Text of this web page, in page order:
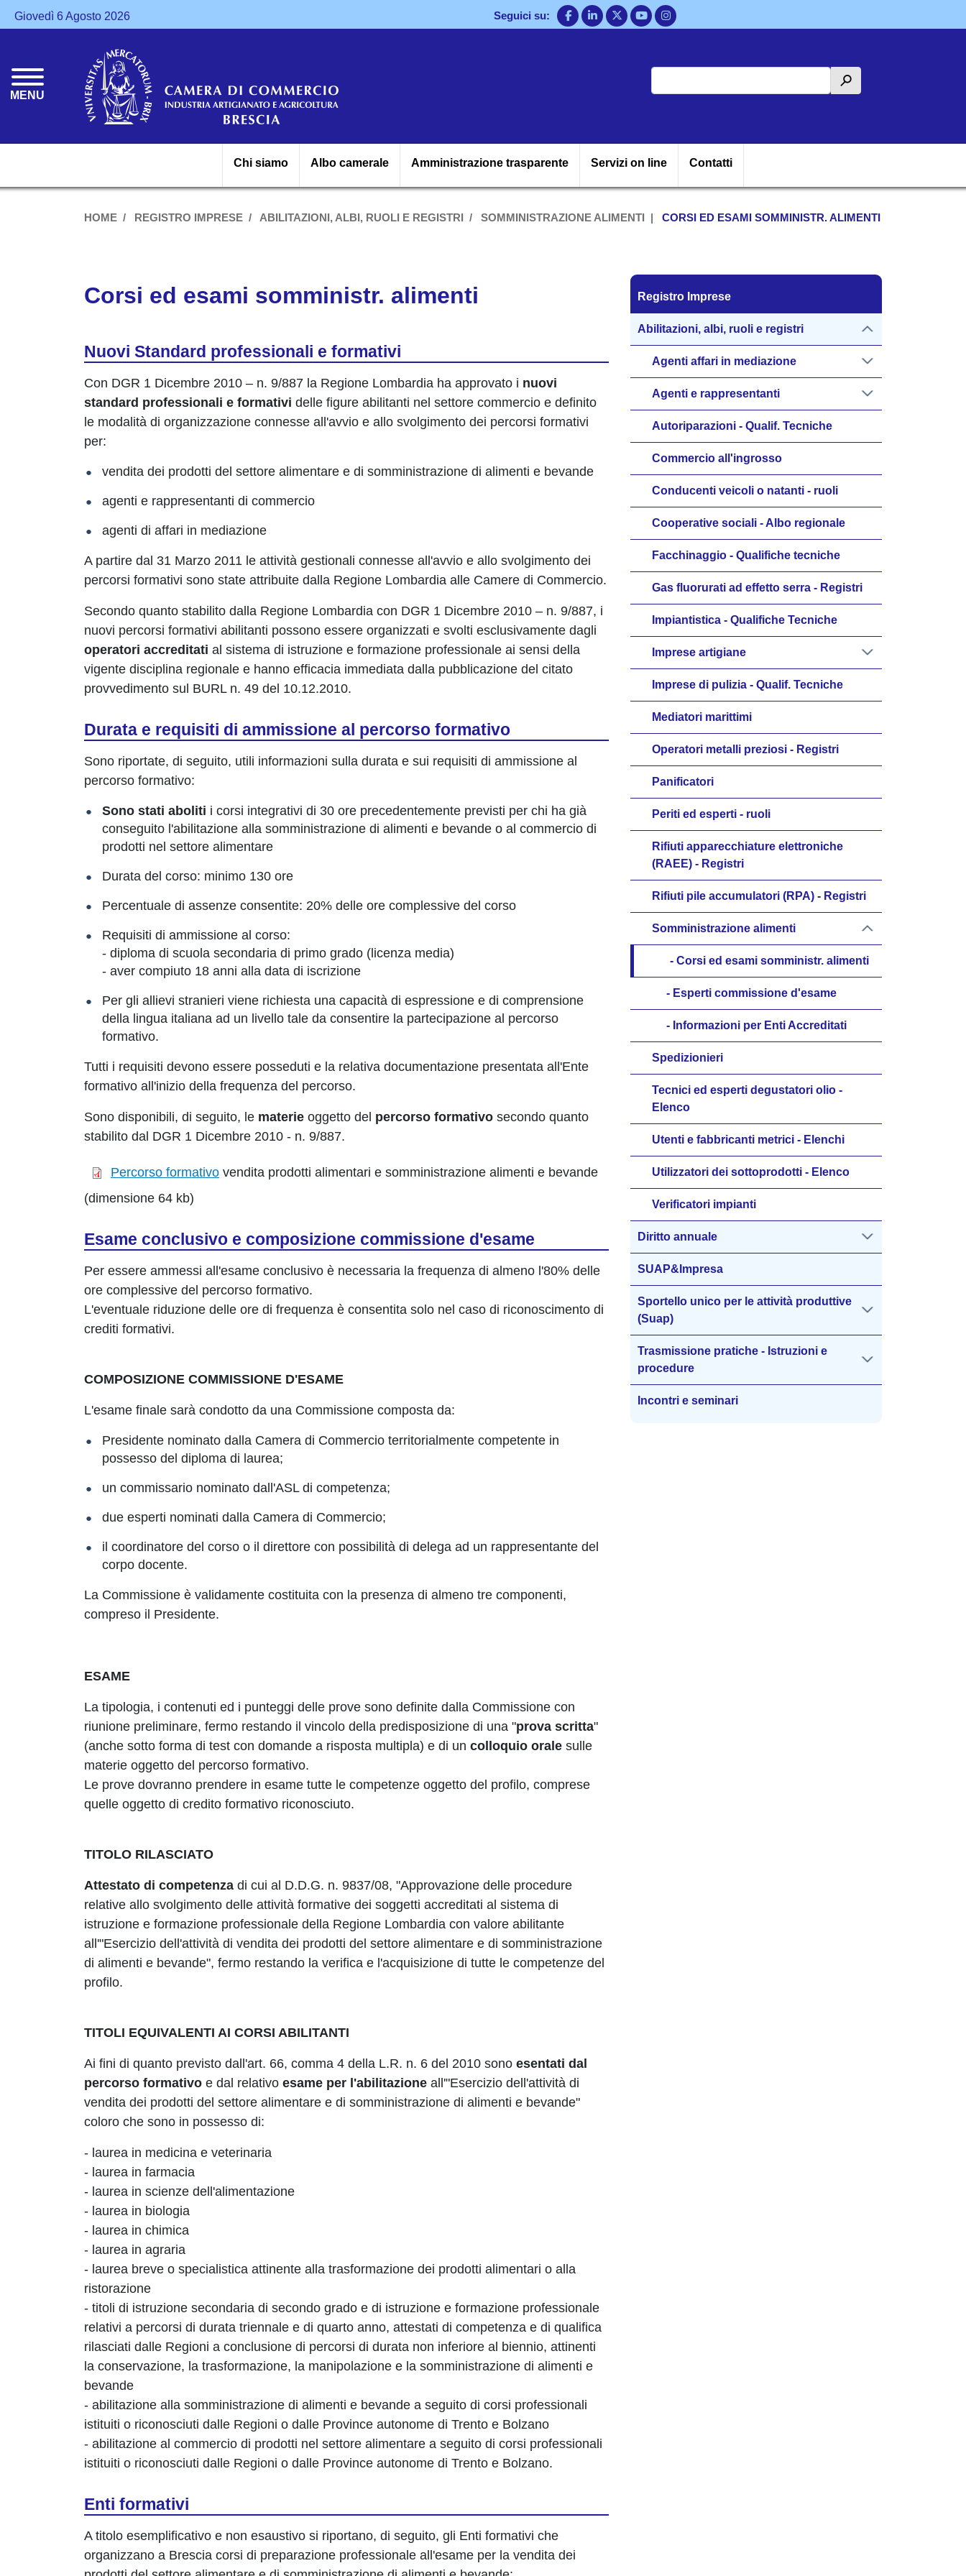
Salta
al
Giovedì 6 Agosto 2026 Seguici su:
MENU
h
Navigazione principale
Chi siamo Albo camerale Amministrazione trasparente Servizi on line Contatti
HOME REGISTRO IMPRESE ABILITAZIONI, ALBI, RUOLI E REGISTRI SOMMINISTRAZIONE ALIMENTI CORSI ED ESAMI SOMMINISTR. ALIMENTI
Corsi ed esami somministr. alimenti
Nuovi Standard professionali e formativi
Con DGR 1 Dicembre 2010 – n. 9/887 la Regione Lombardia ha approvato i nuovi
standard professionali e formativi delle figure abilitanti nel settore commercio e definito
le modalità di organizzazione connesse all'avvio e allo svolgimento dei percorsi formativi
per:
vendita dei prodotti del settore alimentare e di somministrazione di alimenti e bevande
agenti e rappresentanti di commercio
agenti di affari in mediazione
A partire dal 31 Marzo 2011 le attività gestionali connesse all'avvio e allo svolgimento dei
percorsi formativi sono state attribuite dalla Regione Lombardia alle Camere di Commercio.
Secondo quanto stabilito dalla Regione Lombardia con DGR 1 Dicembre 2010 – n. 9/887, i
nuovi percorsi formativi abilitanti possono essere organizzati e svolti esclusivamente dagli
operatori accreditati al sistema di istruzione e formazione professionale ai sensi della
vigente disciplina regionale e hanno efficacia immediata dalla pubblicazione del citato
provvedimento sul BURL n. 49 del 10.12.2010.
Durata e requisiti di ammissione al percorso formativo
Sono riportate, di seguito, utili informazioni sulla durata e sui requisiti di ammissione al
percorso formativo:
Sono stati aboliti i corsi integrativi di 30 ore precedentemente previsti per chi ha già
conseguito l'abilitazione alla somministrazione di alimenti e bevande o al commercio di
prodotti nel settore alimentare
Durata del corso: minimo 130 ore
Percentuale di assenze consentite: 20% delle ore complessive del corso
Requisiti di ammissione al corso:
- diploma di scuola secondaria di primo grado (licenza media)
- aver compiuto 18 anni alla data di iscrizione
Per gli allievi stranieri viene richiesta una capacità di espressione e di comprensione
della lingua italiana ad un livello tale da consentire la partecipazione al percorso
formativo.
Tutti i requisiti devono essere posseduti e la relativa documentazione presentata all'Ente
formativo all'inizio della frequenza del percorso.
Sono disponibili, di seguito, le materie oggetto del percorso formativo secondo quanto
stabilito dal DGR 1 Dicembre 2010 - n. 9/887.
Percorso formativo vendita prodotti alimentari e somministrazione alimenti e bevande
(dimensione 64 kb)
Esame conclusivo e composizione commissione d'esame
Per essere ammessi all'esame conclusivo è necessaria la frequenza di almeno l'80% delle
ore complessive del percorso formativo.
L'eventuale riduzione delle ore di frequenza è consentita solo nel caso di riconoscimento di
crediti formativi.
COMPOSIZIONE COMMISSIONE D'ESAME
L'esame finale sarà condotto da una Commissione composta da:
Presidente nominato dalla Camera di Commercio territorialmente competente in
possesso del diploma di laurea;
un commissario nominato dall'ASL di competenza;
due esperti nominati dalla Camera di Commercio;
il coordinatore del corso o il direttore con possibilità di delega ad un rappresentante del
corpo docente.
La Commissione è validamente costituita con la presenza di almeno tre componenti,
compreso il Presidente.
ESAME
La tipologia, i contenuti ed i punteggi delle prove sono definite dalla Commissione con
riunione preliminare, fermo restando il vincolo della predisposizione di una "prova scritta"
(anche sotto forma di test con domande a risposta multipla) e di un colloquio orale sulle
materie oggetto del percorso formativo.
Le prove dovranno prendere in esame tutte le competenze oggetto del profilo, comprese
quelle oggetto di credito formativo riconosciuto.
TITOLO RILASCIATO
Attestato di competenza di cui al D.D.G. n. 9837/08, "Approvazione delle procedure
relative allo svolgimento delle attività formative dei soggetti accreditati al sistema di
istruzione e formazione professionale della Regione Lombardia con valore abilitante
all'"Esercizio dell'attività di vendita dei prodotti del settore alimentare e di somministrazione
di alimenti e bevande", fermo restando la verifica e l'acquisizione di tutte le competenze del
profilo.
TITOLI EQUIVALENTI AI CORSI ABILITANTI
Ai fini di quanto previsto dall'art. 66, comma 4 della L.R. n. 6 del 2010 sono esentati dal
percorso formativo e dal relativo esame per l'abilitazione all'"Esercizio dell'attività di
vendita dei prodotti del settore alimentare e di somministrazione di alimenti e bevande"
coloro che sono in possesso di:
- laurea in medicina e veterinaria
- laurea in farmacia
- laurea in scienze dell'alimentazione
- laurea in biologia
- laurea in chimica
- laurea in agraria
- laurea breve o specialistica attinente alla trasformazione dei prodotti alimentari o alla
ristorazione
- titoli di istruzione secondaria di secondo grado e di istruzione e formazione professionale
relativi a percorsi di durata triennale e di quarto anno, attestati di competenza e di qualifica
rilasciati dalle Regioni a conclusione di percorsi di durata non inferiore al biennio, attinenti
la conservazione, la trasformazione, la manipolazione e la somministrazione di alimenti e
bevande
- abilitazione alla somministrazione di alimenti e bevande a seguito di corsi professionali
istituiti o riconosciuti dalle Regioni o dalle Province autonome di Trento e Bolzano
- abilitazione al commercio di prodotti nel settore alimentare a seguito di corsi professionali
istituiti o riconosciuti dalle Regioni o dalle Province autonome di Trento e Bolzano.
Enti formativi
A titolo esemplificativo e non esaustivo si riportano, di seguito, gli Enti formativi che
organizzano a Brescia corsi di preparazione professionale all'esame per la vendita dei
Registro Imprese
Registro Imprese
Abilitazioni, albi, ruoli e registri
Agenti affari in mediazione
Agenti e rappresentanti
Autoriparazioni - Qualif. Tecniche
Commercio all'ingrosso
Conducenti veicoli o natanti - ruoli
Cooperative sociali - Albo regionale
Facchinaggio - Qualifiche tecniche
Gas fluorurati ad effetto serra - Registri
Impiantistica - Qualifiche Tecniche
Imprese artigiane
Imprese di pulizia - Qualif. Tecniche
Mediatori marittimi
Operatori metalli preziosi - Registri
Panificatori
Periti ed esperti - ruoli
Rifiuti apparecchiature elettroniche
(RAEE) - Registri
Rifiuti pile accumulatori (RPA) - Registri
Somministrazione alimenti
Corsi ed esami somministr. alimenti
Esperti commissione d'esame
Informazioni per Enti Accreditati
Spedizionieri
Tecnici ed esperti degustatori olio -
Elenco
Utenti e fabbricanti metrici - Elenchi
Utilizzatori dei sottoprodotti - Elenco
Verificatori impianti
Diritto annuale
SUAP&Impresa
Sportello unico per le attività produttive
(Suap)
Trasmissione pratiche - Istruzioni e
procedure
Incontri e seminari